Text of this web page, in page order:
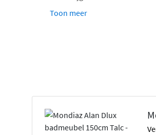
Cloud wastafel van solid
verschillende breedtes, van
wastafel links, rechts, in het
Toon meer